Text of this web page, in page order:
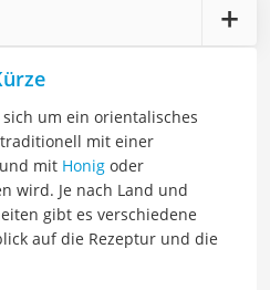
um ein orientalisches
mit einer
mit Honig oder
wird. Je nach Land und
gibt es verschiedene
auf die Rezeptur und die